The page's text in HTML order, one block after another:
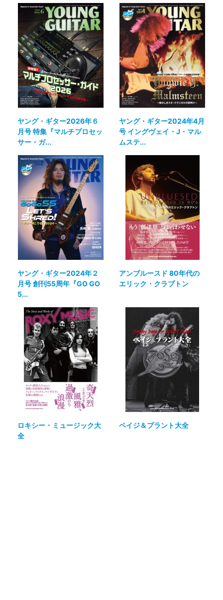
ヤング・ギター2026年６
月号 特集『マルチプロセッ
サー・ガ...
ヤング・ギター2024年4月
号 イングヴェイ・J・マル
ムステ...
ヤング・ギター2024年２
月号 創刊55周年『GO GO
5...
アンブルースド 80年代の
エリック・クラプトン
ロキシー・ミュージック大
全
ペイジ＆プラント大全